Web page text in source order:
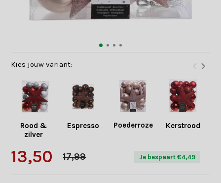
Kies jouw variant:
Rood &
zilver
Espresso Poederroze Kerstrood
13,50 17,99 Je bespaart €4,49